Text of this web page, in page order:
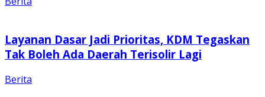
Layanan Dasar Jadi Prioritas, KDM Tegaskan
Tak Boleh Ada Daerah Terisolir Lagi
Berita